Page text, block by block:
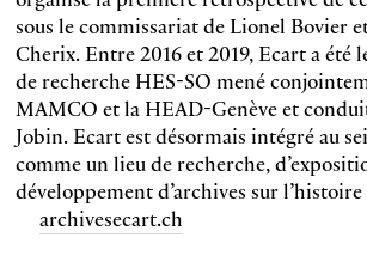
sous le commissariat de Lionel Bovier
Cherix. Entre 2016 et 2019, Ecart a été
de recherche HES-SO mené
MAMCO et la HEAD-Genève et
Jobin. Ecart est désormais intégré au
comme un lieu de recherche,
développement d’archives sur
archivesecart.ch